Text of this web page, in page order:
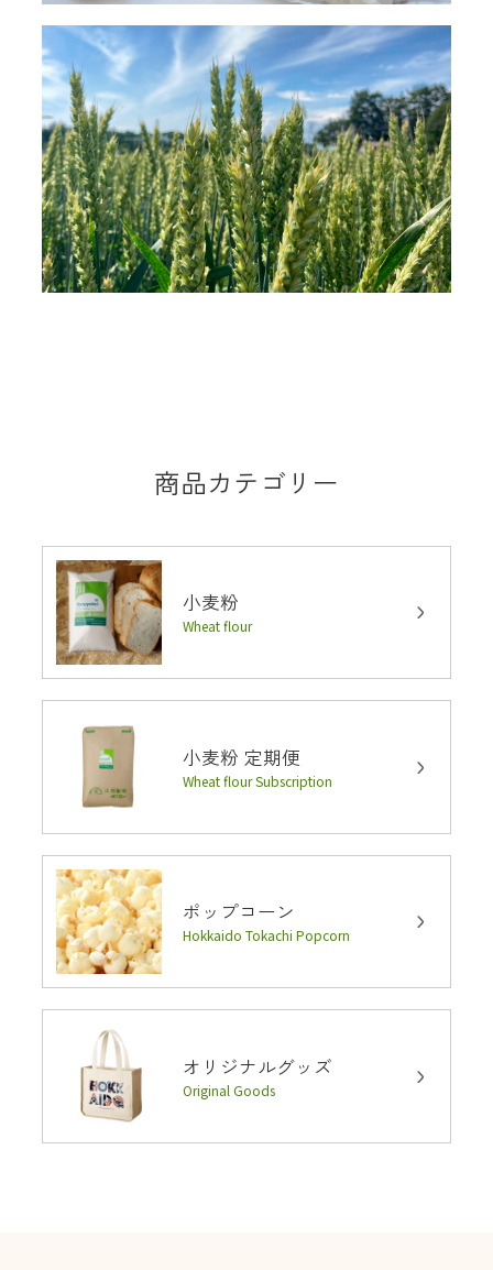
商品カテゴリー
小麦粉
Wheat flour
小麦粉 定期便
Wheat flour Subscription
ポップコーン
Hokkaido Tokachi Popcorn
オリジナルグッズ
Original Goods